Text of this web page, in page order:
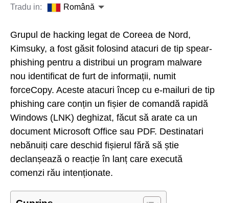
Tradu in: Română
Grupul de hacking legat de Coreea de Nord,
Kimsuky, a fost găsit folosind atacuri de tip spear-
phishing pentru a distribui un program malware
nou identificat de furt de informații, numit
forceCopy. Aceste atacuri încep cu e-mailuri de tip
phishing care conțin un fișier de comandă rapidă
Windows (LNK) deghizat, făcut să arate ca un
document Microsoft Office sau PDF. Destinatari
nebănuiți care deschid fișierul fără să știe
declanșează o reacție în lanț care execută
comenzi rău intenționate.